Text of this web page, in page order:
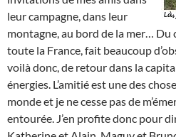
leur campagne, dans leur
montagne, au bord de la mer… Du
toute la France, fait beaucoup
voilà donc, de retour dans la
énergies. L’amitié est une des
monde et je ne cesse pas de
entourée. J’en profite donc pour